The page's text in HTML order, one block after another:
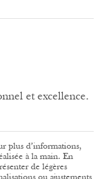
et excellence.
plus d’informations,
à la main. En
de légères